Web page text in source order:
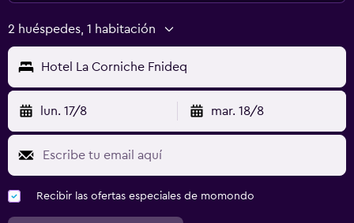
2 huéspedes, 1 habitación
Hotel La Corniche Fnideq
lun. 17/8 mar. 18/8
Recibir las ofertas especiales de momondo